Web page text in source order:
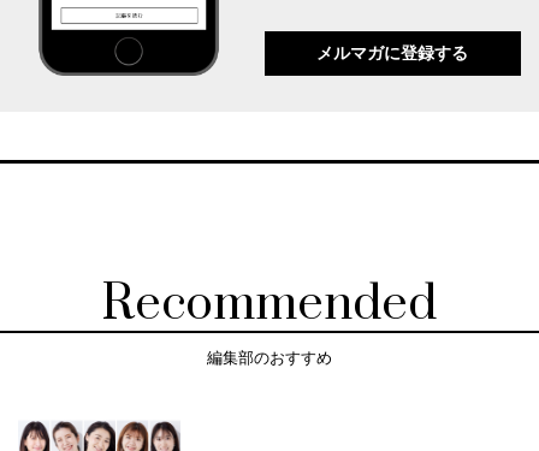
メルマガに登録する
Recommended
編集部のおすすめ